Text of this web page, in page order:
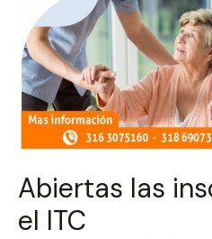
Abiertas las
el ITC